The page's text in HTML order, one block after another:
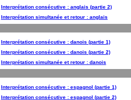
Interprétation consécutive : anglais (partie 2)
Interprétation simultanée et retour : anglais
Interprétation consécutive : danois (partie 1)
Interprétation consécutive : danois (partie 2)
Interprétation simultanée et retour : danois
Interprétation consécutive : espagnol (partie 1)
Interprétation consécutive : espagnol (partie 2)